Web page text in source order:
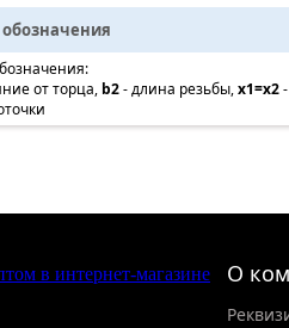
от торца, b2- длина резьбы,x1=x2-
О